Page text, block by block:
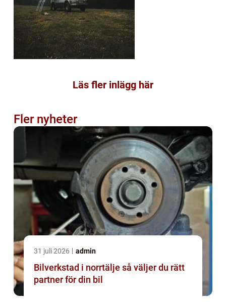
Läs fler inlägg här
Fler nyheter
31 juli 2026 admin
Bilverkstad i norrtälje så väljer du rätt
partner för din bil